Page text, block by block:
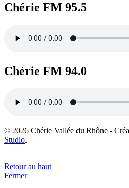
Chérie FM 95.5
Chérie FM 94.0
© 2026 Chérie Vallée du Rhône -
Studio.
Retour au haut
Fermer